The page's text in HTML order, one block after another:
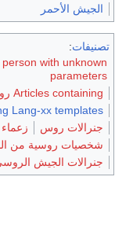
الجيش الأحمر
تصنيفات:
with unknown
parameters
Articles containing روسية-language text
Lang-xx templates
جنرالات روس
شخصيات روسية من
جنرالات الجيش